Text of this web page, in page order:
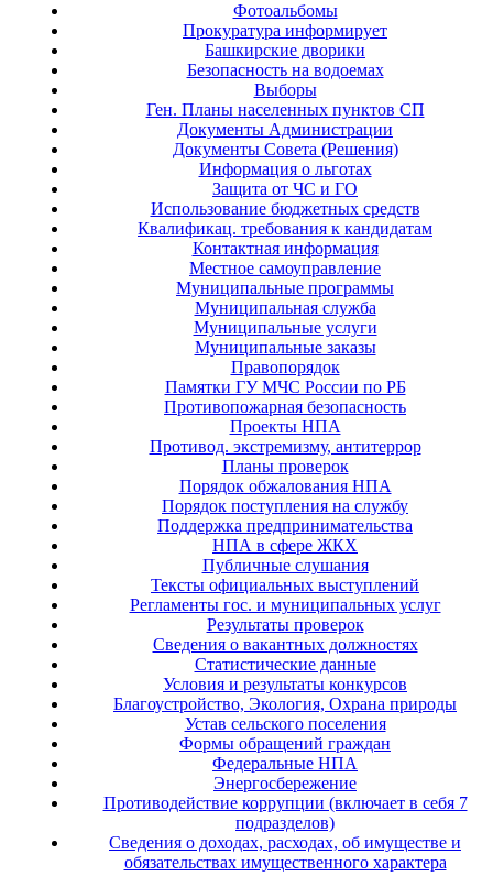
Фотоальбомы
Прокуратура информирует
Башкирские дворики
Безопасность на водоемах
Выборы
Ген. Планы населенных пунктов СП
Документы Администрации
Документы Совета (Решения)
Информация о льготах
Защита от ЧС и ГО
Использование бюджетных средств
Квалификац. требования к кандидатам
Контактная информация
Местное самоуправление
Муниципальные программы
Муниципальная служба
Муниципальные услуги
Муниципальные заказы
Правопорядок
Памятки ГУ МЧС России по РБ
Противопожарная безопасность
Проекты НПА
Противод. экстремизму, антитеррор
Планы проверок
Порядок обжалования НПА
Порядок поступления на службу
Поддержка предпринимательства
НПА в сфере ЖКХ
Публичные слушания
Тексты официальных выступлений
Регламенты гос. и муниципальных услуг
Результаты проверок
Сведения о вакантных должностях
Статистические данные
Условия и результаты конкурсов
Благоустройство, Экология, Охрана природы
Устав сельского поселения
Формы обращений граждан
Федеральные НПА
Энергосбережение
Противодействие коррупции (включает в себя 7
подразделов)
Сведения о доходах, расходах, об имуществе и
обязательствах имущественного характера